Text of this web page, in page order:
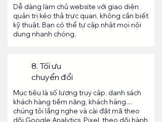
Dễ dàng làm chủ website với giao diện
quản trị kéo thả trực quan, không cần biết
kỹ thuật. Bạn có thể tự cập nhật mọi nội
dung nhanh chóng.
8. Tối ưu
chuyển đổi
Mục tiêu là số lượng truy cập, danh sách
khách hàng tiềm năng, khách hàng....
chúng tôi lắng nghe và cài đặt mã theo
dõi Google Analytics, Pixel, theo dõi hành